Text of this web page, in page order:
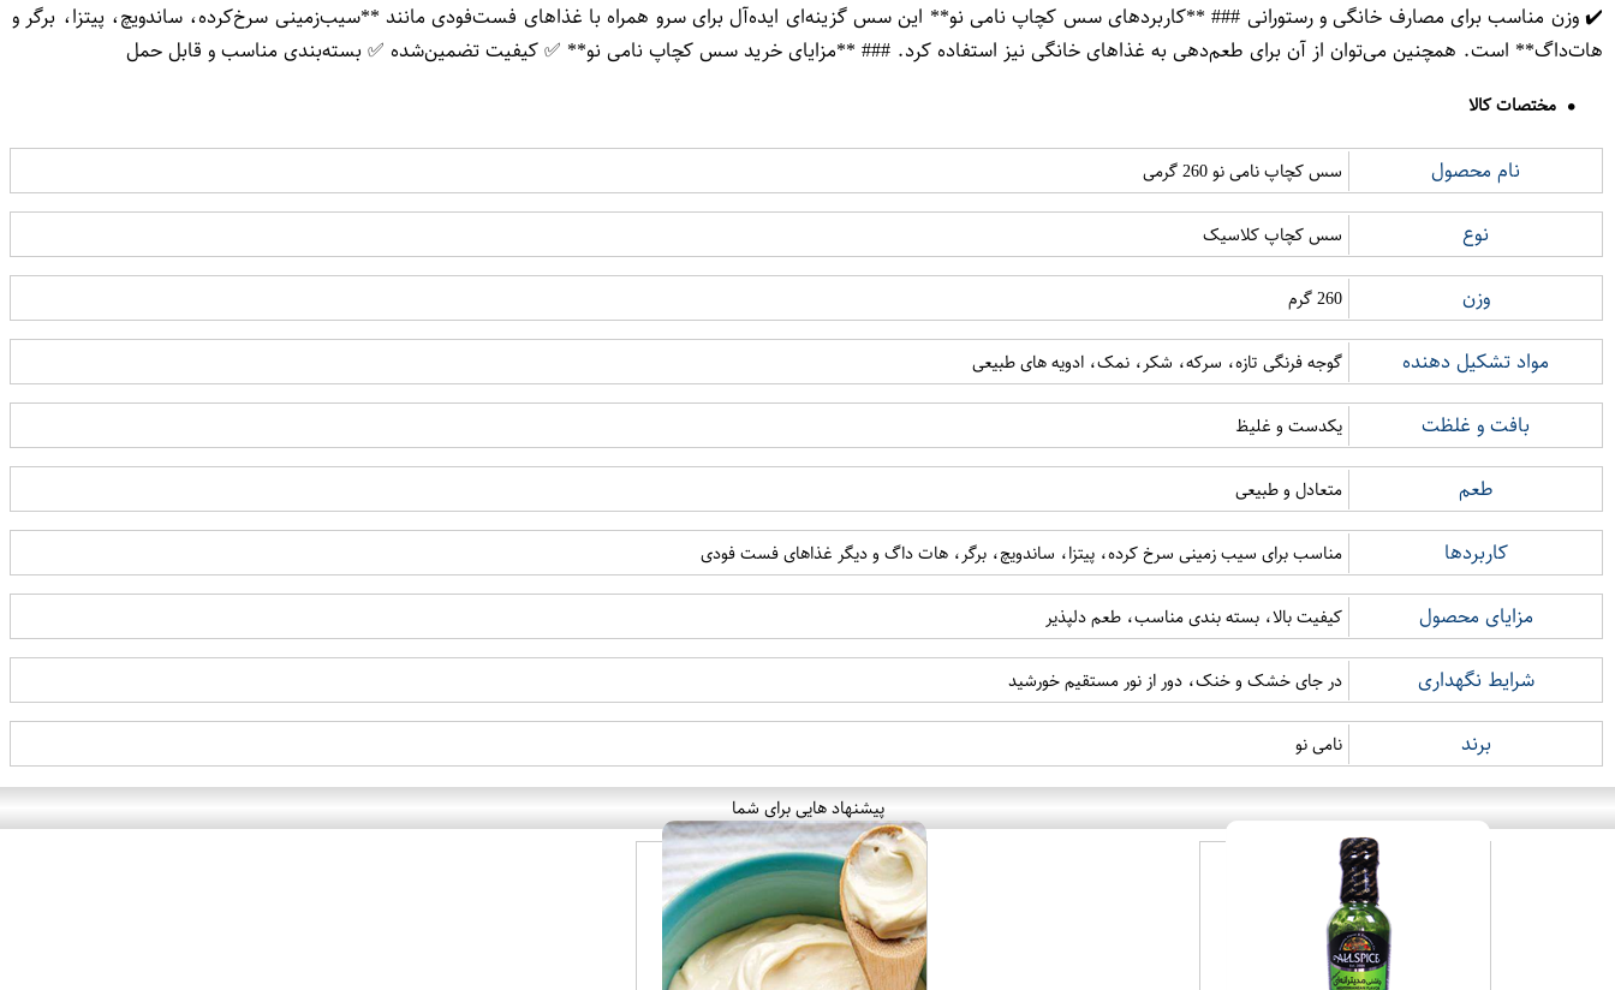
✔️ وزن مناسب برای مصارف خانگی و رستورانی ### **کاربردهای سس کچاپ نامی نو** این سس گزینه‌ای ایده‌آل برای سرو همراه با غذاهای فست‌فودی مانند **سیب‌زمینی سرخ‌کرده، ساندویچ، پیتزا، برگر و
هات‌داگ** است. همچنین می‌توان از آن برای طعم‌دهی به غذاهای خانگی نیز استفاده کرد. ### **مزایای خرید سس کچاپ نامی نو** ✅ کیفیت تضمین‌شده ✅ بسته‌بندی مناسب و قابل حمل
مختصات کالا
نام محصول سس کچاپ نامی نو 260 گرمی
نوع سس کچاپ کلاسیک
وزن 260 گرم
مواد تشکیل دهنده گوجه فرنگی تازه، سرکه، شکر، نمک، ادویه های طبیعی
بافت و غلظت یکدست و غلیظ
طعم متعادل و طبیعی
کاربردها مناسب برای سیب زمینی سرخ کرده، پیتزا، ساندویچ، برگر، هات داگ و دیگر غذاهای فست فودی
مزایای محصول کیفیت بالا، بسته بندی مناسب، طعم دلپذیر
شرایط نگهداری در جای خشک و خنک، دور از نور مستقیم خورشید
برند نامی نو
پیشنهاد هایی برای شما